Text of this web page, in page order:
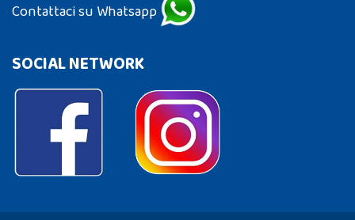
Contattaci su Whatsapp
SOCIAL NETWORK